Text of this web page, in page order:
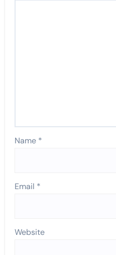
Name *
Email *
Website